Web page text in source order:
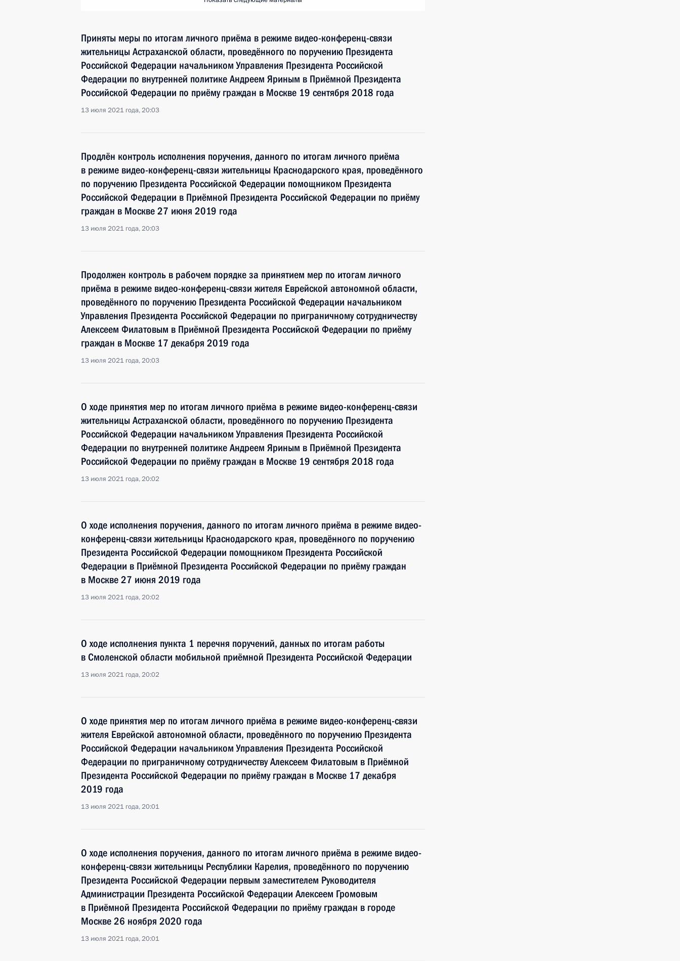
Приняты меры по итогам личного приёма в режиме видео-конференц-связи
жительницы Астраханской области, проведённого по поручению Президента
Российской Федерации начальником Управления Президента Российской
Федерации по внутренней политике Андреем Яриным в Приёмной Президента
Российской Федерации по приёму граждан в Москве 19 сентября 2018 года
13 июля 2021 года, 20:03
Продлён контроль исполнения поручения, данного по итогам личного приёма
в режиме видео-конференц-связи жительницы Краснодарского края, проведённого
по поручению Президента Российской Федерации помощником Президента
Российской Федерации в Приёмной Президента Российской Федерации по приёму
граждан в Москве 27 июня 2019 года
13 июля 2021 года, 20:03
Продолжен контроль в рабочем порядке за принятием мер по итогам личного
приёма в режиме видео-конференц-связи жителя Еврейской автономной области,
проведённого по поручению Президента Российской Федерации начальником
Управления Президента Российской Федерации по приграничному сотрудничеству
Алексеем Филатовым в Приёмной Президента Российской Федерации по приёму
граждан в Москве 17 декабря 2019 года
13 июля 2021 года, 20:03
О ходе принятия мер по итогам личного приёма в режиме видео-конференц-связи
жительницы Астраханской области, проведённого по поручению Президента
Российской Федерации начальником Управления Президента Российской
Федерации по внутренней политике Андреем Яриным в Приёмной Президента
Российской Федерации по приёму граждан в Москве 19 сентября 2018 года
13 июля 2021 года, 20:02
О ходе исполнения поручения, данного по итогам личного приёма в режиме видео-
конференц-связи жительницы Краснодарского края, проведённого по поручению
Президента Российской Федерации помощником Президента Российской
Федерации в Приёмной Президента Российской Федерации по приёму граждан
в Москве 27 июня 2019 года
13 июля 2021 года, 20:02
О ходе исполнения пункта 1 перечня поручений, данных по итогам работы
в Смоленской области мобильной приёмной Президента Российской Федерации
13 июля 2021 года, 20:02
О ходе принятия мер по итогам личного приёма в режиме видео-конференц-связи
жителя Еврейской автономной области, проведённого по поручению Президента
Российской Федерации начальником Управления Президента Российской
Федерации по приграничному сотрудничеству Алексеем Филатовым в Приёмной
Президента Российской Федерации по приёму граждан в Москве 17 декабря
2019 года
13 июля 2021 года, 20:01
О ходе исполнения поручения, данного по итогам личного приёма в режиме видео-
конференц-связи жительницы Республики Карелия, проведённого по поручению
Президента Российской Федерации первым заместителем Руководителя
Администрации Президента Российской Федерации Алексеем Громовым
в Приёмной Президента Российской Федерации по приёму граждан в городе
Москве 26 ноября 2020 года
13 июля 2021 года, 20:01